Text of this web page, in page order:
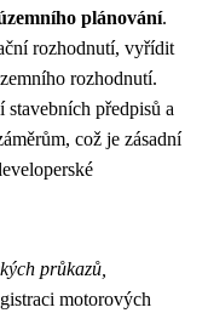
plánování.
rozhodnutí, vyřídit
rozhodnutí.
předpisů a
což je zásadní
průkazů,
motorových